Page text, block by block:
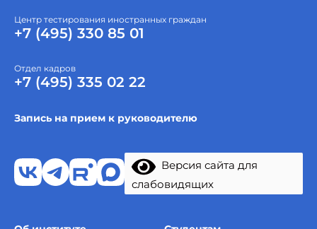
Центр тестирования иностранных граждан
+7 (495) 330 85 01
Отдел кадров
+7 (495) 335 02 22
Запись на прием к руководителю
Версия сайта для
слабовидящих